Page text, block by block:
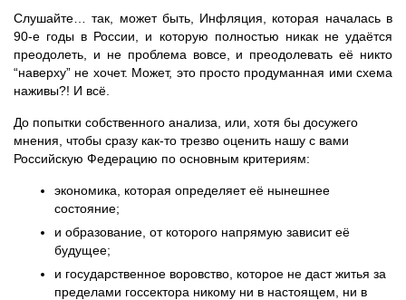
Слушайте… так, может быть, Инфляция, которая началась в
90-е годы в России, и которую полностью никак не удаётся
преодолеть, и не проблема вовсе, и преодолевать её никто
“наверху” не хочет. Может, это просто продуманная ими схема
наживы?! И всё.
До попытки собственного анализа, или, хотя бы досужего
мнения, чтобы сразу как-то трезво оценить нашу с вами
Российскую Федерацию по основным критериям:
экономика, которая определяет её нынешнее
состояние;
и образование, от которого напрямую зависит её
будущее;
и государственное воровство, которое не даст житья за
пределами госсектора никому ни в настоящем, ни в